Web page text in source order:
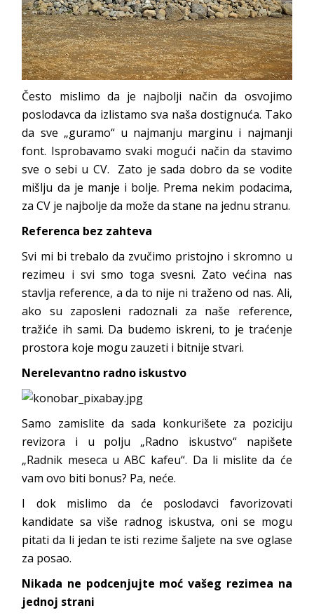
Često mislimo da je najbolji način da osvojimo
poslodavca da izlistamo sva naša dostignuća. Tako
da sve „guramo“ u najmanju marginu i najmanji
font. Isprobavamo svaki mogući način da stavimo
sve o sebi u CV. Zato je sada dobro da se vodite
mišlju da je manje i bolje. Prema nekim podacima,
za CV je najbolje da može da stane na jednu stranu.
Referenca bez zahteva
Svi mi bi trebalo da zvučimo pristojno i skromno u
rezimeu i svi smo toga svesni. Zato većina nas
stavlja reference, a da to nije ni traženo od nas. Ali,
ako su zaposleni radoznali za naše reference,
tražiće ih sami. Da budemo iskreni, to je traćenje
prostora koje mogu zauzeti i bitnije stvari.
Nerelevantno radno iskustvo
Samo zamislite da sada konkurišete za poziciju
revizora i u polju „Radno iskustvo“ napišete
„Radnik meseca u ABC kafeu“. Da li mislite da će
vam ovo biti bonus? Pa, neće.
I dok mislimo da će poslodavci favorizovati
kandidate sa više radnog iskustva, oni se mogu
pitati da li jedan te isti rezime šaljete na sve oglase
za posao.
Nikada ne podcenjujte moć vašeg rezimea na
jednoj strani